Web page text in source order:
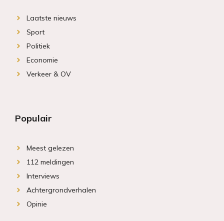
Laatste nieuws
Sport
Politiek
Economie
Verkeer & OV
Populair
Meest gelezen
112 meldingen
Interviews
Achtergrondverhalen
Opinie